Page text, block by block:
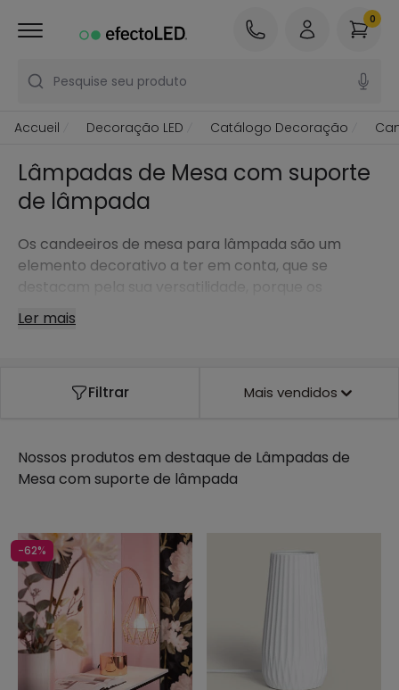
Pesquise seu produto
0
Accueil Decoração LED Catálogo Decoração
Lâmpadas de Mesa com suporte
de lâmpada
Os candeeiros de mesa para lâmpada são um
elemento decorativo a ter em conta, que se
destacam pela sua versatilidade, porque os
podemos colocar em quase todas as divisões. Para
estes modelos em particular, podemos ir mais além
Não importa se procura um candeeiro de mesa
que precisa e, como sempre, ao melhor preço do
mercado.
Ler mais
Filtrar Mais vendidos
Nossos produtos em destaque de Lâmpadas de
Mesa com suporte de lâmpada
-62%